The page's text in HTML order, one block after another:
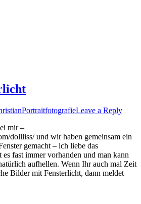
Posted
PortraitfotografieLeave a Reply
mir –
dollliss/ und wir haben gemeinsam ein
gemacht – ich liebe das
fast immer vorhanden und man kann
aufhellen. Wenn Ihr auch mal Zeit
Bilder mit Fensterlicht, dann meldet